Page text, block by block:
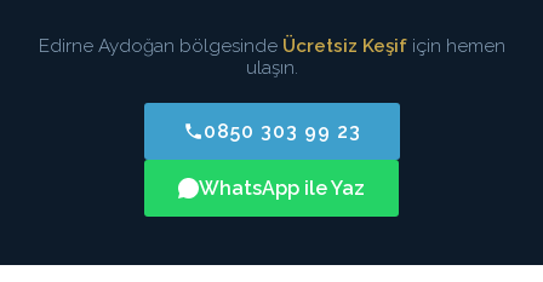
Edirne Aydoğan bölgesinde Ücretsiz Keşifiçin hemen
ulaşın.
0850 303 99 23
WhatsApp ile Yaz